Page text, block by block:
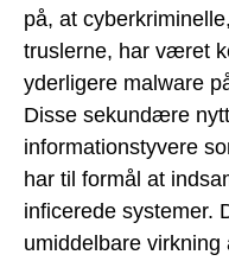
på, at
truslerne, har været
yderligere malware
Disse sekundære
informationstyvere
har til formål at
inficerede systemer.
umiddelbare